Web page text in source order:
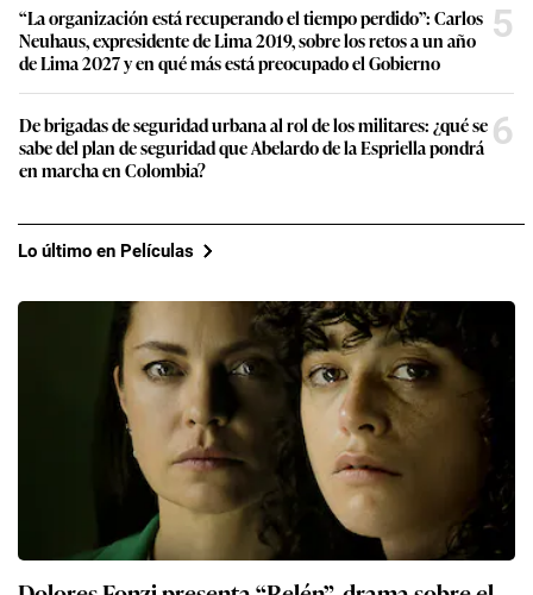
“La organización está recuperando el tiempo perdido”: Carlos
Neuhaus, expresidente de Lima 2019, sobre los retos a un año
de Lima 2027 y en qué más está preocupado el Gobierno
5
De brigadas de seguridad urbana al rol de los militares: ¿qué se
sabe del plan de seguridad que Abelardo de la Espriella pondrá
en marcha en Colombia?
6
Lo último en Películas